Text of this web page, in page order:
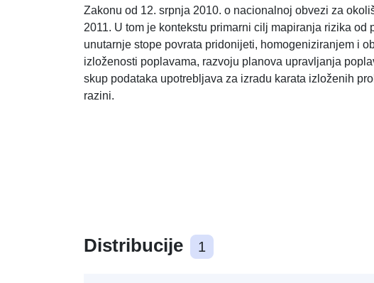
Zakonu od 12. srpnja 2010. o nacionalnoj obvezi za
2011. U tom je kontekstu primarni cilj mapiranja rizika od
unutarnje stope povrata pridonijeti, homogeniziranjem i
izloženosti poplavama, razvoju planova upravljanja
skup podataka upotrebljava za izradu karata izloženih
razini.
Distribucije 1